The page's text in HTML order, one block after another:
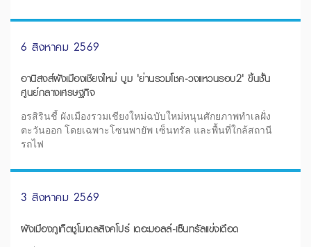
6 สิงหาคม 2569
อานิสงส์ผังเมืองเชียงใหม่ บูม 'ย่านรวมโชค-วงแหวนรอบ2' ขึ้นชั้น
ศูนย์กลางเศรษฐกิจ
อรสิรินชี้ ผังเมืองรวมเชียงใหม่ฉบับใหม่หนุนศักยภาพทำเลฝั่ง
ตะวันออก โดยเฉพาะโซนพายัพ เซ็นทรัล และพื้นที่ใกล้สถานี
รถไฟ
3 สิงหาคม 2569
ผังเมืองภูเก็ตชูโมเดลสิงคโปร์ เดอะมอลล์-เซ็นทรัลแข่งเดือด